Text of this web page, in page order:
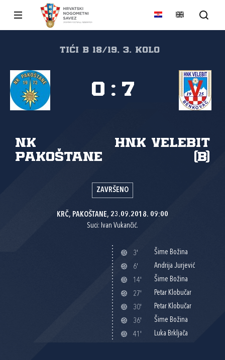
tići B 18/19, 3. kolo
NK
Pakoštane
HNK Velebit
(B)
0 : 7
ZAVRŠENO
KRČ, PAKOŠTANE, 23.09.2018. 09:00
Suci: Ivan Vukančić.
3'
Šime Božina
6'
Andrija Jurjević
14'
Šime Božina
27'
Petar Klobučar
30'
Petar Klobučar
36'
Šime Božina
41'
Luka Brkljača